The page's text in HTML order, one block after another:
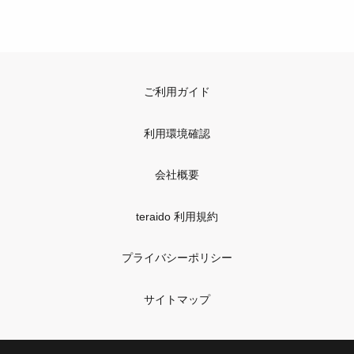
ご利用ガイド
利用環境確認
会社概要
teraido 利用規約
プライバシーポリシー
サイトマップ